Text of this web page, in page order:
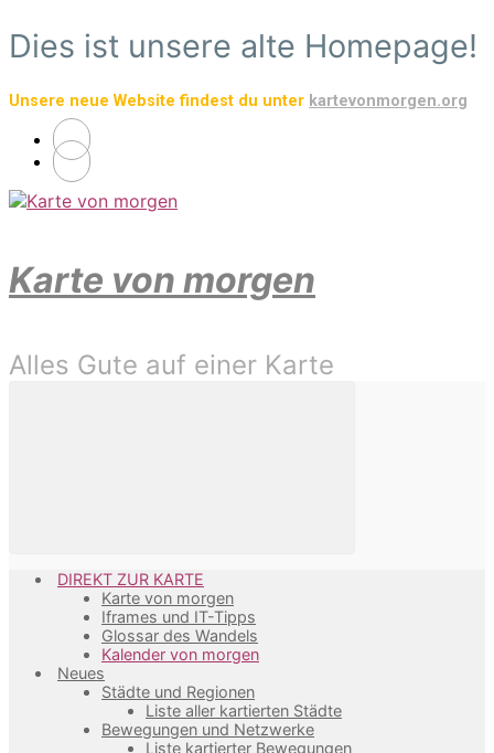
Zum
Hauptinhalt
Dies ist unsere alte Homepage!
Unsere neue Website findest du unter kartevonmorgen.org
Karte von morgen
Alles Gute auf einer Karte
DIREKT ZUR KARTE
Karte von morgen
Iframes und IT-Tipps
Glossar des Wandels
Kalender von morgen
Neues
Städte und Regionen
Liste aller kartierten Städte
Bewegungen und Netzwerke
Liste kartierter Bewegungen